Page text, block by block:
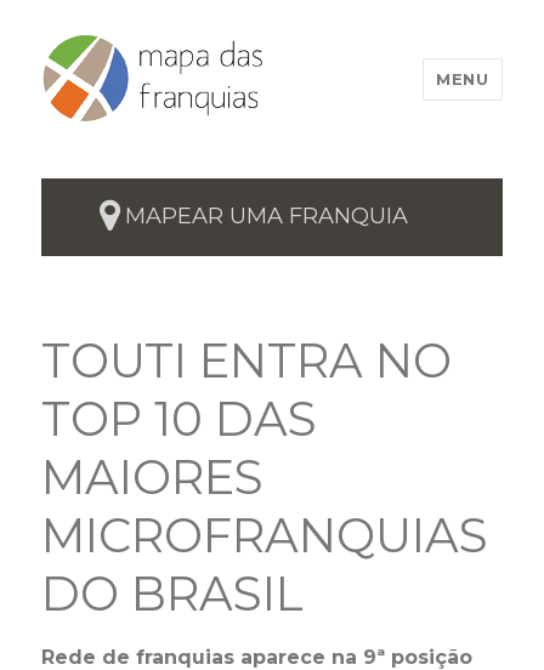
MENU
MAPEAR UMA FRANQUIA
TOUTI ENTRA NO
TOP 10 DAS
MAIORES
MICROFRANQUIAS
DO BRASIL
Rede de franquias aparece na 9ª posição